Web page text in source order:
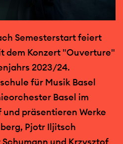
Semesterstart feiert
dem Konzert "Ouverture"
2023/24.
für Musik Basel
Basel im
präsentieren Werke
Pjotr Iljitsch
und Krzysztof